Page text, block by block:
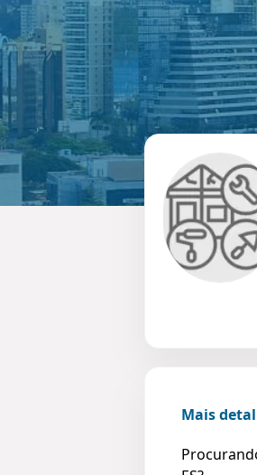
Mais